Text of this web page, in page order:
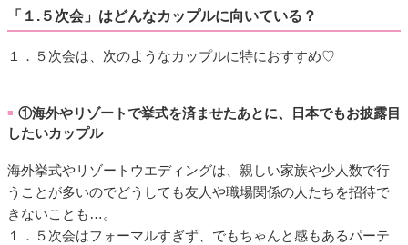
「１.５次会」はどんなカップルに向いている？
１．５次会は、次のようなカップルに特におすすめ♡
■ ①海外やリゾートで挙式を済ませたあとに、日本でもお披露目
したいカップル
海外挙式やリゾートウエディングは、親しい家族や少人数で行
うことが多いのでどうしても友人や職場関係の人たちを招待で
きないことも…。
１．５次会はフォーマルすぎず、でもちゃんと感もあるパーテ